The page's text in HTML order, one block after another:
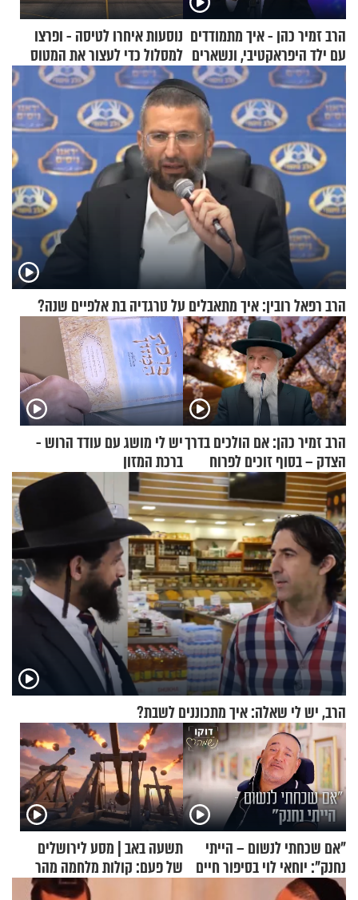
הרב זמיר כהן - איך מתמודדים
עם ילד היפראקטיבי, ונשארים
רגועים?
נוסעות איחרו לטיסה - ופרצו
למסלול כדי לעצור את המטוס
הרב רפאל רובין: איך מתאבלים על טרגדיה בת אלפיים שנה?
הרב זמיר כהן: אם הולכים בדרך
הצדק – בסוף זוכים לפרוח
יש לי מושג עם עודד הרוש -
ברכת המזון
הרב, יש לי שאלה: איך מתכוננים לשבת?
"אם שכחתי לנשום – הייתי
נחנק": יוחאי לוי בסיפור חיים
מעורר השראה
תשעה באב | מסע לירושלים
של פעם: קולות מלחמה מהר